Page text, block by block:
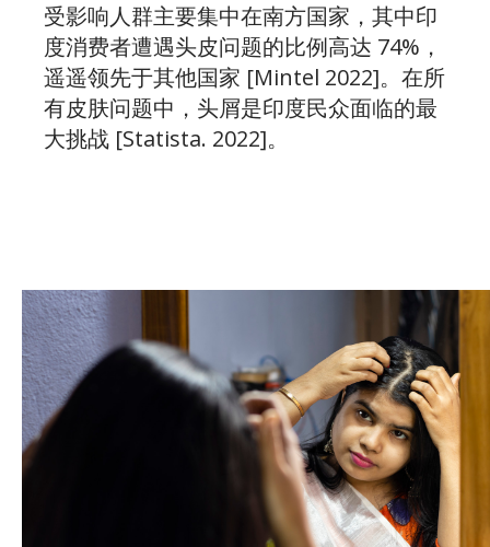
受影响人群主要集中在南方国家，其中印
度消费者遭遇头皮问题的比例高达 74%，
遥遥领先于其他国家 [Mintel 2022]。在所
有皮肤问题中，头屑是印度民众面临的最
大挑战 [Statista. 2022]。